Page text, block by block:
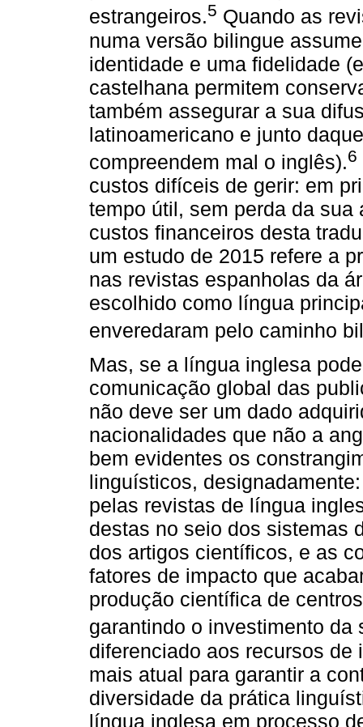
estrangeiros.5 Quando as
numa versão bilingue
identidade e uma fidelidade
castelhana permitem
também assegurar a sua
latinoamericano e junto
compreendem mal o inglês).6
custos difíceis de gerir: em
tempo útil, sem perda da
custos financeiros desta
um estudo de 2015 refere a
nas revistas espanholas da
escolhido como língua
enveredaram pelo caminho
Mas, se a língua inglesa
comunicação global das
não deve ser um dado
nacionalidades que não a
bem evidentes os
linguísticos,
pelas revistas de língua
destas no seio dos sistemas
dos artigos científicos, e as
fatores de impacto que
produção científica de
garantindo o investimento da
diferenciado aos recursos
mais atual para garantir a
diversidade da prática
língua inglesa em processo